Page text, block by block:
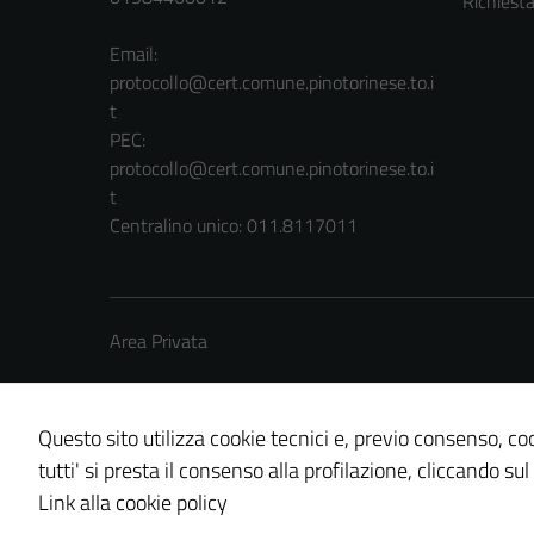
Email:
protocollo@cert.comune.pinotorinese.to.i
t
PEC:
protocollo@cert.comune.pinotorinese.to.i
t
Centralino unico: 011.8117011
Area Privata
Credits: © Technical Design s.r.l.
Questo sito utilizza cookie tecnici e, previo consenso,
tutti' si presta il consenso alla profilazione, cliccando
Link alla cookie policy